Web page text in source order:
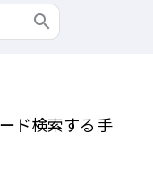
ド検索する手